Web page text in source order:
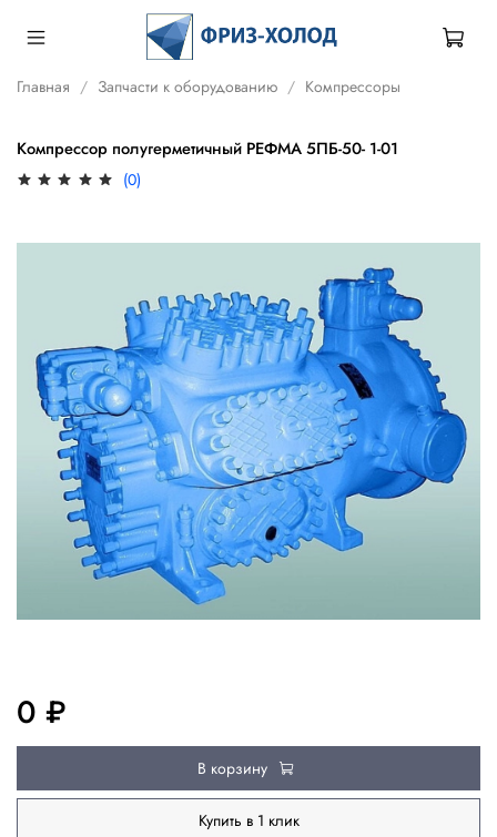
Главная Запчасти к оборудованию Компрессоры
Компрессор полугерметичный РЕФМА 5ПБ-50- 1-01
(0)
0 ₽
В корзину
Купить в 1 клик